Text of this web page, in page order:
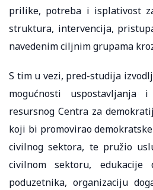
prilike, potreba i isplativost
struktura, intervencija,
navedenim ciljnim grupama
S tim u vezi, pred-studija
mogućnosti uspostavljanja
resursnog Centra za
koji bi promovirao
civilnog sektora, te pružio
civilnom sektoru,
poduzetnika, organizaciju